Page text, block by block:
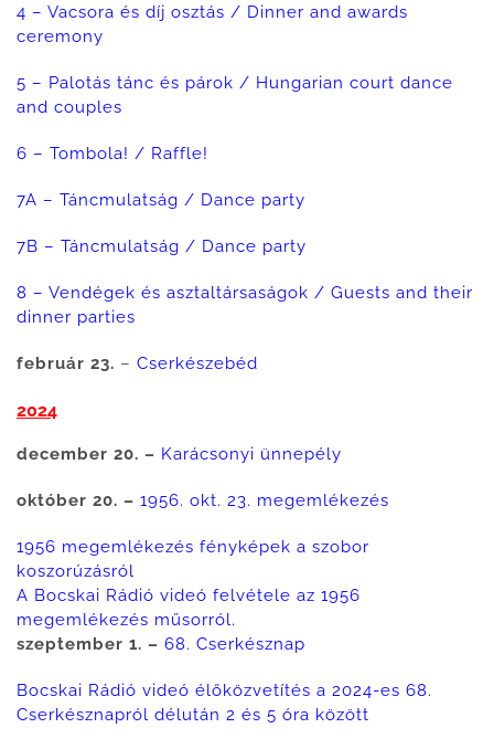
4 – Vacsora és díj osztás / Dinner and awards
ceremony
5 – Palotás tánc és párok / Hungarian court dance
and couples
6 – Tombola! / Raffle!
7A – Táncmulatság / Dance party
7B – Táncmulatság / Dance party
8 – Vendégek és asztaltársaságok / Guests and their
dinner parties
február 23. – Cserkészebéd
2024
december 20. – Karácsonyi ünnepély
október 20. – 1956. okt. 23. megemlékezés
1956 megemlékezés fényképek a szobor
koszorúzásról
A Bocskai Rádió videó felvétele az 1956
megemlékezés műsorról.
szeptember 1. – 68. Cserkésznap
Bocskai Rádió videó élőközvetítés a 2024-es 68.
Cserkésznapról délután 2 és 5 óra között